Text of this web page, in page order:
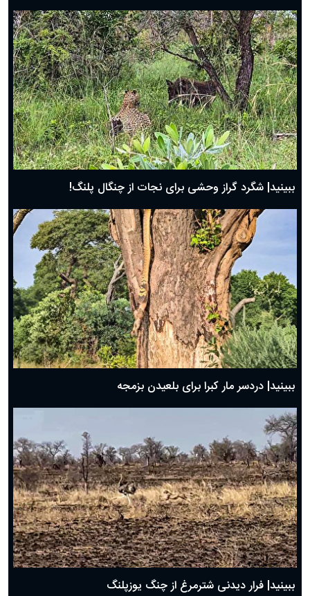
ببینید| شگرد گراز وحشی برای نجات از چنگال پلنگ!
ببینید| دردسر مار کبرا برای بلعیدن بزمجه
ببینید| فرار دیدنی شترمرغ از چنگ یوزپلنگ